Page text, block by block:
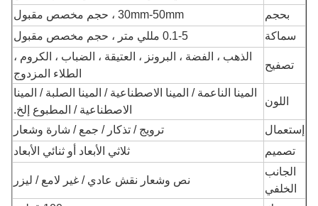
بحجم
30mm-50mm ، حجم مخصص مقبول
سماكة
0.1-5 مللي متر ، حجم مخصص مقبول
تصفيح
الذهب ، الفضة ، البرونز ، العتيقة ، الضباب ، الكروم ،
الطلاء المزدوج
اللون
المينا الناعمة / المينا الاصطناعية / المينا الصلبة / المينا
الاصطناعية / المطبوع إلخ.
إستعمال
ترويج / تذكار / جمع / شارة وشعار
تصميم
ثلاثي الأبعاد أو ثنائي الأبعاد
الجانب
الخلفي
نص وشعار نقش عادي / غير لامع / ليزر